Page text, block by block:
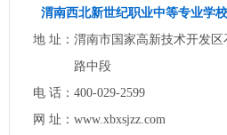
渭南西北新世纪职业中等专业学校
地 址： 渭南市国家高新技术开发区
路中段
电 话： 400-029-2599
网 址： www.xbxsjzz.com